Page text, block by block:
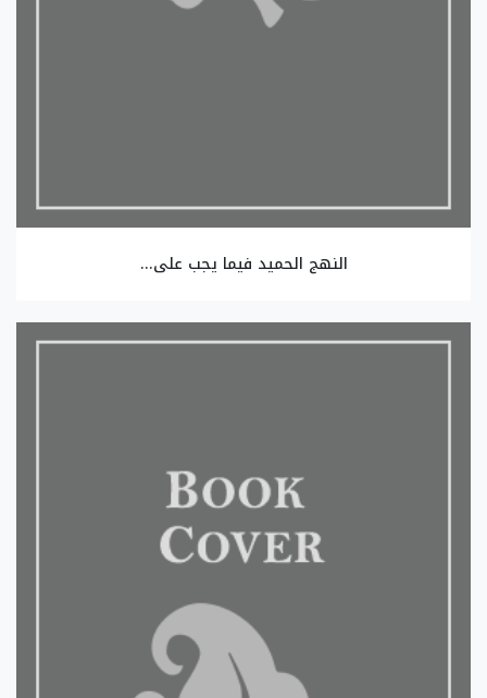
النهج الحميد فيما يجب على...